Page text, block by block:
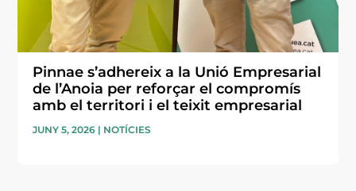
Pinnae s’adhereix a la Unió Empresarial
de l’Anoia per reforçar el compromís
amb el territori i el teixit empresarial
JUNY 5, 2026 | NOTÍCIES